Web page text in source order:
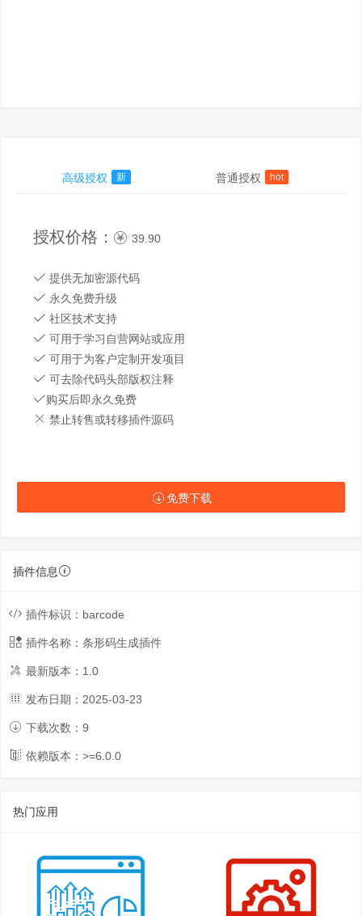
高级授权 新 普通授权 hot
授权价格： 39.90
提供无加密源代码
永久免费升级
社区技术支持
可用于学习自营网站或应用
可用于为客户定制开发项目
可去除代码头部版权注释
购买后即永久免费
禁止转售或转移插件源码
免费下载
插件信息
插件标识： barcode
插件名称： 条形码生成插件
最新版本： 1.0
发布日期： 2025-03-23
下载次数： 9
依赖版本：>=6.0.0
热门应用